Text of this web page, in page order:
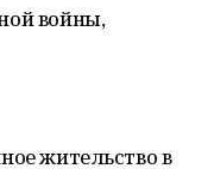
войны,
жительство в